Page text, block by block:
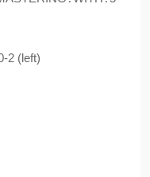
2 (left)